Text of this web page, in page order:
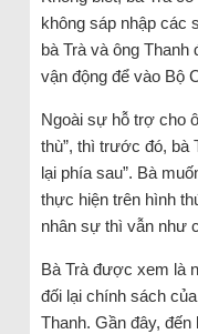
không sáp nhập các
bà Trà và ông Thanh
vận động để vào Bộ
Ngoài sự hỗ trợ cho
thù”, thì trước đó, bà
lại phía sau”. Bà
thực hiện trên hình
nhân sự thì vẫn như
Bà Trà được xem là
đối lại chính sách
Thanh. Gần đây,